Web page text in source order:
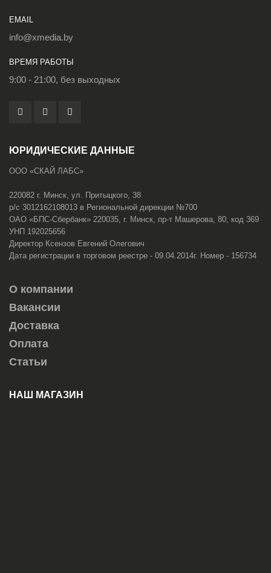
EMAIL
info@xmedia.by
ВРЕМЯ РАБОТЫ
9:00 - 21:00, без выходных
ЮРИДИЧЕСКИЕ ДАННЫЕ
ООО «СКАЙ ЛАБС»
220082 г. Минск, ул. Притыцкого, 38
р/с 3012162108013 в Региональной дирекции №700
ОАО «БПС-Сбербанк» 220035, г. Минск, пр-т Машерова, 80, код 369
УНП 192025656
Директор Ксензов Евгений Олегович
Дата регистрации в торговом реестре - 09.04.2014г. Номер - 156734
О компании
Вакансии
Доставка
Оплата
Статьи
НАШ МАГАЗИН